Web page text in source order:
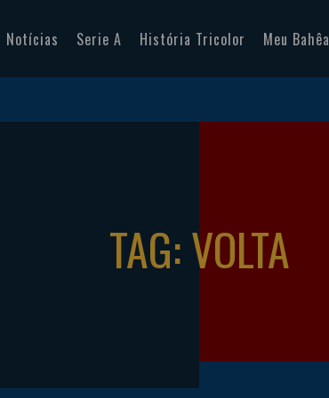
Notícias Serie A História Tricolor Meu Bahêa
TAG: VOLTA